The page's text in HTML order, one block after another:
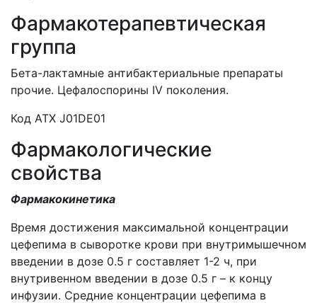
Фармакотерапевтическая
группа
Бета-лактамные антибактериальные препараты
прочие. Цефалоспорины IV поколения.
Код АТХ J01DE01
Фармакологические
свойства
Фармакокинетика
Время достижения максимальной концентрации
цефепима в сыворотке крови при внутримышечном
введении в дозе 0.5 г составляет 1-2 ч, при
внутривенном введении в дозе 0.5 г – к концу
инфузии. Средние концентрации цефепима в